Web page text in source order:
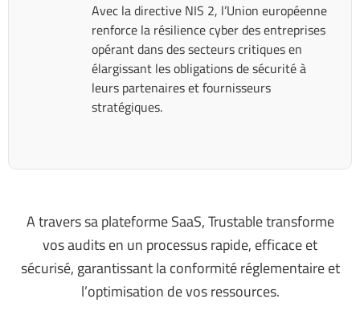
Avec la directive NIS 2, l’Union européenne
renforce la résilience cyber des entreprises
opérant dans des secteurs critiques en
élargissant les obligations de sécurité à
leurs partenaires et fournisseurs
stratégiques.
A travers sa plateforme SaaS, Trustable transforme
vos audits en un processus rapide, efficace et
sécurisé, garantissant la conformité réglementaire et
l’optimisation de vos ressources.